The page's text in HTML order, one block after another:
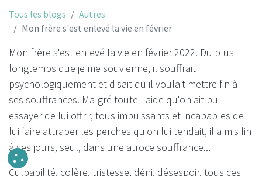
Tous les blogs
Autres
Mon frère s'est enlevé la vie en février
Mon frère s'est enlevé la vie en février 2022. Du plus
longtemps que je me souvienne, il souffrait
psychologiquement et disait qu'il voulait mettre fin à
ses souffrances. Malgré toute l'aide qu'on ait pu
essayer de lui offrir, tous impuissants et incapables de
lui faire attraper les perches qu'on lui tendait, il a mis fin
à ses jours, seul, dans une atroce souffrance...
Culpabilité, colère, tristesse, déni, désespoir, tous ces